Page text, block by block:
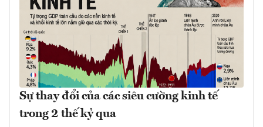
Sự thay đổi của các siêu cường kinh tế
trong 2 thế kỷ qua